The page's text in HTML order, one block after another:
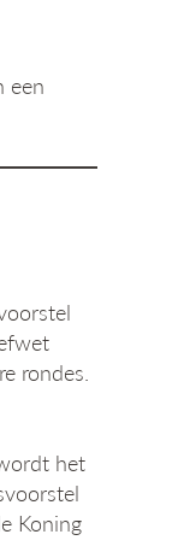
een
rondes.
het
Koning